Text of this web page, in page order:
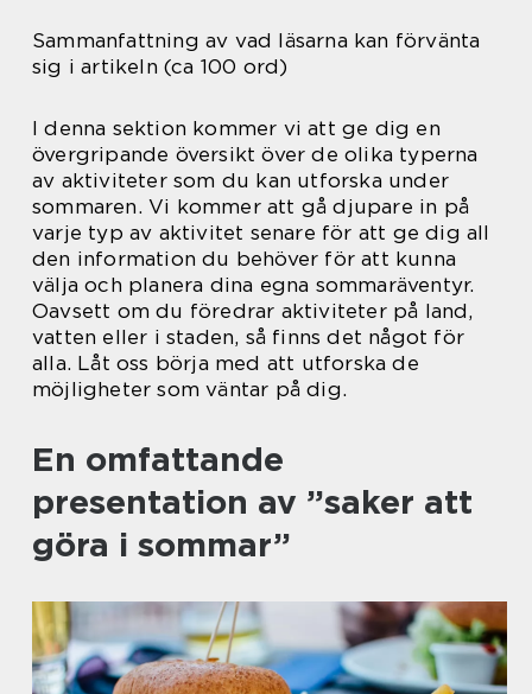
Sammanfattning av vad läsarna kan förvänta
sig i artikeln (ca 100 ord)
I denna sektion kommer vi att ge dig en
övergripande översikt över de olika typerna
av aktiviteter som du kan utforska under
sommaren. Vi kommer att gå djupare in på
varje typ av aktivitet senare för att ge dig all
den information du behöver för att kunna
välja och planera dina egna sommaräventyr.
Oavsett om du föredrar aktiviteter på land,
vatten eller i staden, så finns det något för
alla. Låt oss börja med att utforska de
möjligheter som väntar på dig.
En omfattande
presentation av ”saker att
göra i sommar”